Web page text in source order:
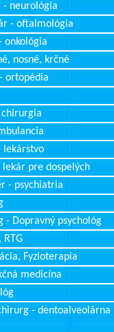
- neurológia
- oftalmológia
onkológia
nosné, krčné
ortopédia
chirurgia
lekárstvo
lekár pre dospelých
- psychiatria
- Dopravný psychológ
RTG
Fyzioterapia
medicína
- dentoalveolárna